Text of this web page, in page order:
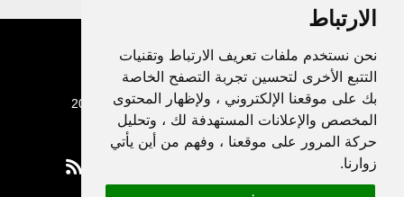
الارتباط
نحن نستخدم ملفات تعريف الارتباط وتقنيات
التتبع الأخرى لتحسين تجربة التصفح الخاصة
بك على موقعنا الإلكتروني ، ولإظهار المحتوى
المخصص والإعلانات المستهدفة لك ، وتحليل
حركة المرور على موقعنا ، وفهم من أين يأتي
زوارنا.
جميع الحقوق محفوظة لدنيا الوطن © 2003 - 2022